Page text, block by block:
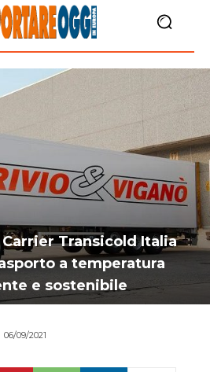
Transicold Italia
a temperatura
e sostenibile
06/09/2021